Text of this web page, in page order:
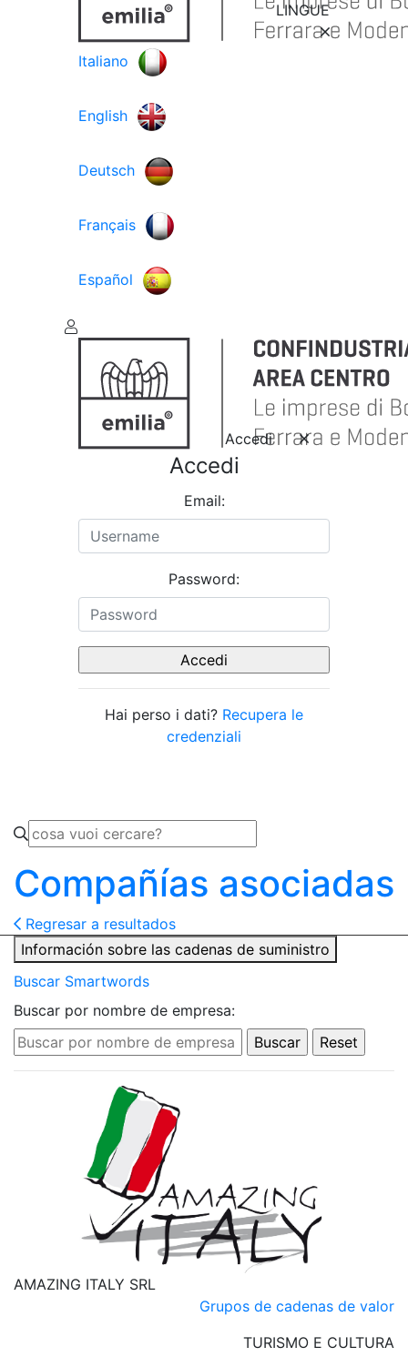
LINGUE
Italiano
English
Deutsch
Français
Español
Accedi
Accedi
Email:
Password:
Hai perso i dati? Recupera le
credenziali
Compañías asociadas
Regresar a resultados
Información sobre las cadenas de suministro
Buscar Smartwords
Buscar por nombre de empresa:
AMAZING ITALY SRL
Grupos de cadenas de valor
TURISMO E CULTURA